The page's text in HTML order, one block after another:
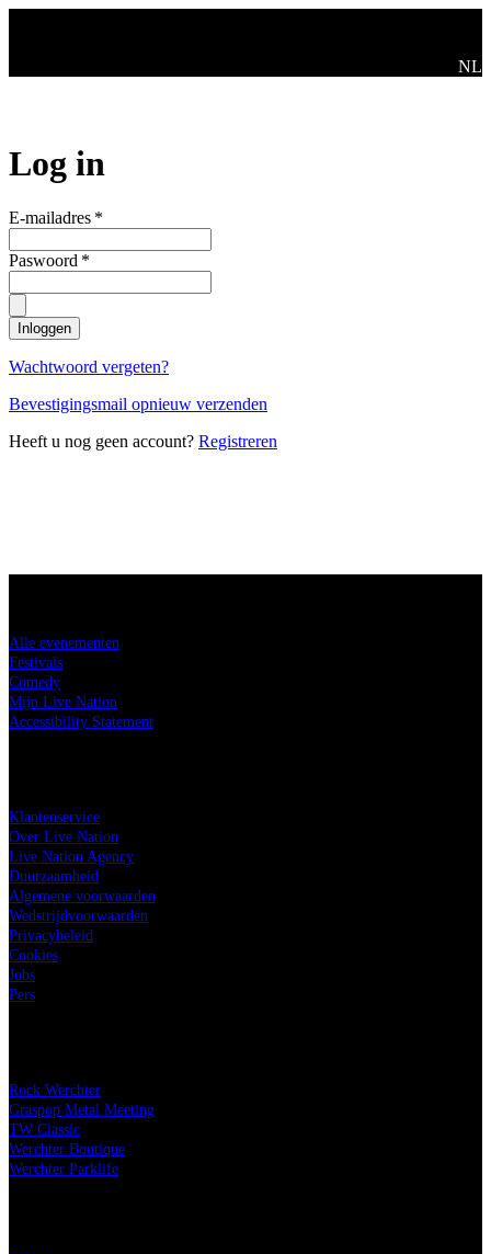
NL
Log in
E-mailadres *
Paswoord *
Inloggen
Wachtwoord vergeten?
Bevestigingsmail opnieuw verzenden
Heeft u nog geen account? Registreren
Alle evenementen
Festivals
Comedy
Mijn Live Nation
Accessibility Statement
Klantenservice
Over Live Nation
Live Nation Agency
Duurzaamheid
Algemene voorwaarden
Wedstrijdvoorwaarden
Privacybeleid
Cookies
Jobs
Pers
Rock Werchter
Graspop Metal Meeting
TW Classic
Werchter Boutique
Werchter Parklife